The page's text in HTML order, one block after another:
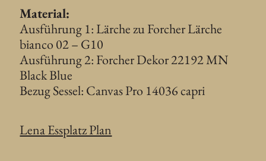
Material:
Ausführung 1: Lärche zu Forcher Lärche
bianco 02 – G10
Ausführung 2: Forcher Dekor 22192 MN
Black Blue
Bezug Sessel: Canvas Pro 14036 capri
Lena Essplatz Plan